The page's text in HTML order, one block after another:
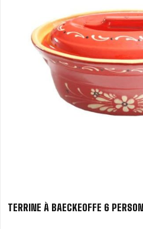
TERRINE À BAECKEOFFE 6